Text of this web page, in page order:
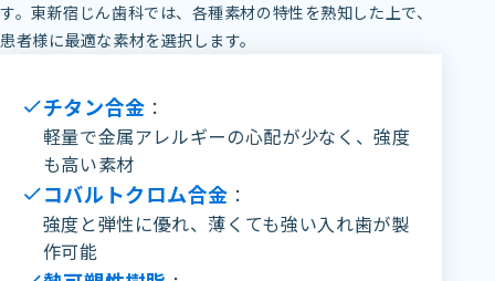
す。東新宿じん歯科では、各種素材の特性を熟知した上で、
患者様に最適な素材を選択します。
チタン合金 ：
軽量で金属アレルギーの心配が少なく、強度
も高い素材
コバルトクロム合金 ：
強度と弾性に優れ、薄くても強い入れ歯が製
作可能